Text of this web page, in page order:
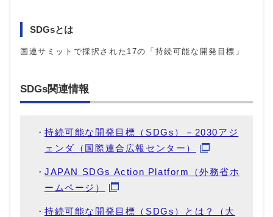
SDGsとは
国連サミットで採択された17の「持続可能な開発目標」
SDGs関連情報
持続可能な開発目標（SDGs）－2030アジ
ェンダ（国際連合広報センター）
JAPAN SDGs Action Platform（外務省ホ
ームページ）
持続可能な開発目標（SDGs）とは？（大